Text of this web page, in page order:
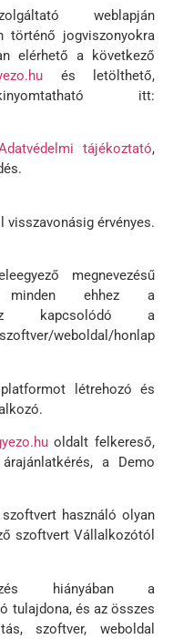
weblapján
történő jogviszonyokra
elérhető a következő
és letölthető,
itt:
tájékoztató,
visszavonásig érvényes.
megnevezésű
minden ehhez a
kapcsolódó a
weboldal/honlap
létrehozó és
oldalt felkereső,
a Demo
használó olyan
szoftvert Vállalkozótól
hiányában a
tulajdona, és az összes
szoftver, weboldal